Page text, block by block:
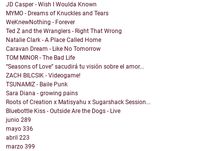
JD Casper - Wish I Woulda Known
MYMO - Dreams of Knuckles and Tears
WeKnewNothing - Forever
Ted Z and the Wranglers - Right That Wrong
Natalie Clark - A Place Called Home
Caravan Dream - Like No Tomorrow
TOM MINOR - The Bad Life
“Seasons of Love” sacudirá tu visión sobre el amor...
ZACH BILCSIK - Videogame!
TSUNAMIZ - Baile Punk
Sara Diana - growing pains
Roots of Creation x Matisyahu x Sugarshack Session...
Bluebottle Kiss - Outside Are the Dogs - Live
junio 289
mayo 336
abril 223
marzo 399